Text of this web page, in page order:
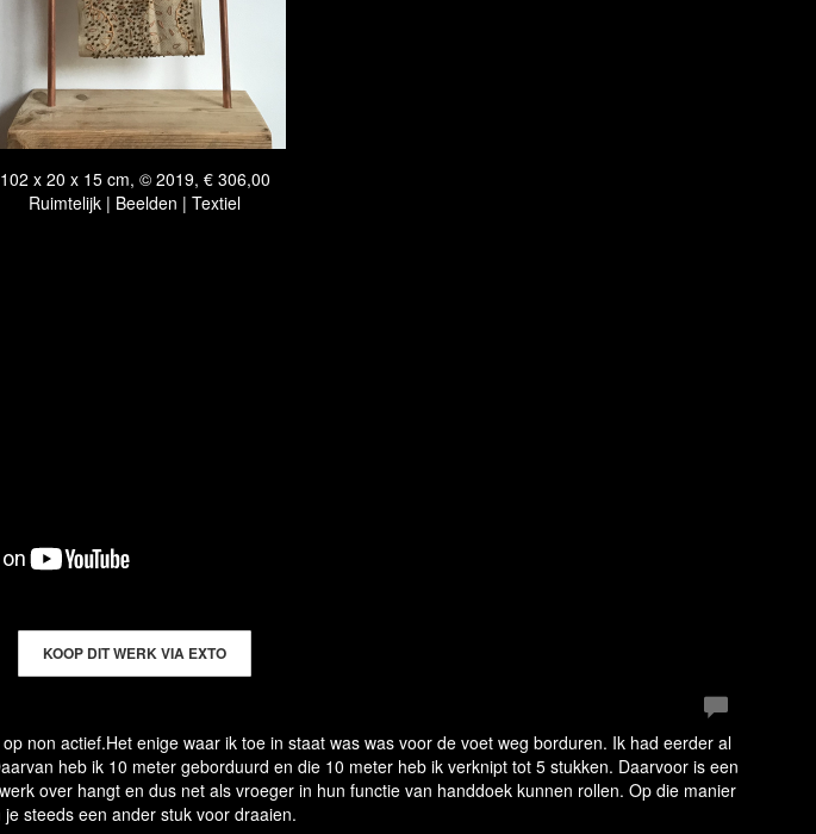
102 x 20 x 15 cm, © 2019, € 306,00
Ruimtelijk | Beelden | Textiel
KOOP DIT WERK VIA EXTO
non actief.Het enige waar ik toe in staat was was voor de voet weg borduren. Ik had eerder al
heb ik 10 meter geborduurd en die 10 meter heb ik verknipt tot 5 stukken. Daarvoor is een
over hangt en dus net als vroeger in hun functie van handdoek kunnen rollen. Op die manier
je steeds een ander stuk voor draaien.